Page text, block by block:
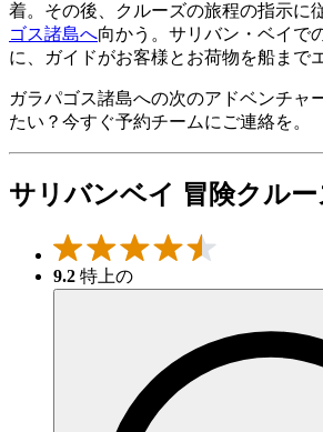
着。その後、クルーズの旅程の指示に
ゴス諸島へ向かう。サリバン・ベイで
に、ガイドがお客様とお荷物を船まで
ガラパゴス諸島への次のアドベンチャ
たい？今すぐ予約チームにご連絡を。
サリバンベイ 冒険クル
9.2 特上の